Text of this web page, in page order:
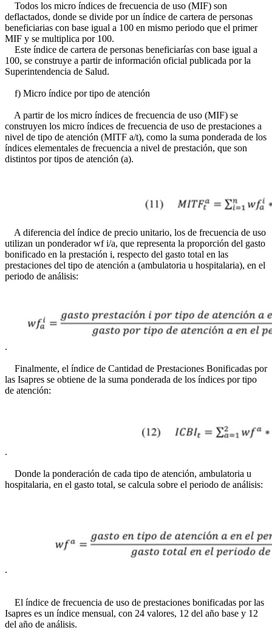
Todos los micro índices de frecuencia de uso (MIF) son
deflactados, donde se divide por un índice de cartera de personas
beneficiarias con base igual a 100 en mismo periodo que el primer
MIF y se multiplica por 100.
Este índice de cartera de personas beneficiarías con base igual a
100, se construye a partir de información oficial publicada por la
Superintendencia de Salud.
f) Micro índice por tipo de atención
A partir de los micro índices de frecuencia de uso (MIF) se
construyen los micro índices de frecuencia de uso de prestaciones a
nivel de tipo de atención (MITF a/t), como la suma ponderada de los
índices elementales de frecuencia a nivel de prestación, que son
distintos por tipos de atención (a).
A diferencia del índice de precio unitario, los de frecuencia de uso
utilizan un ponderador wf i/a, que representa la proporción del gasto
bonificado en la prestación i, respecto del gasto total en las
prestaciones del tipo de atención a (ambulatoria u hospitalaria), en el
periodo de análisis:
.
Finalmente, el índice de Cantidad de Prestaciones Bonificadas por
las Isapres se obtiene de la suma ponderada de los índices por tipo
de atención:
.
Donde la ponderación de cada tipo de atención, ambulatoria u
hospitalaria, en el gasto total, se calcula sobre el periodo de análisis:
.
El índice de frecuencia de uso de prestaciones bonificadas por las
Isapres es un índice mensual, con 24 valores, 12 del año base y 12
del año de análisis.